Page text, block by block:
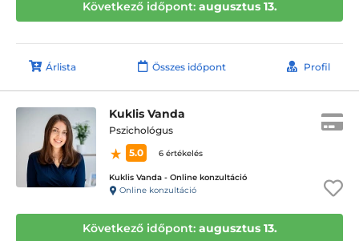
Következő időpont: augusztus 13.
Árlista Összes időpont Profil
Kuklis Vanda
Pszichológus
5.0
6 értékelés
Kuklis Vanda - Online konzultáció
Online konzultáció
Következő időpont: augusztus 13.